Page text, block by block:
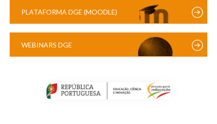
PLATAFORMA DGE (MOODLE)
WEBINARS DGE